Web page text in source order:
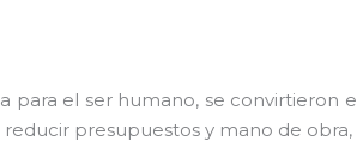
para el ser humano, se
presupuestos y mano de